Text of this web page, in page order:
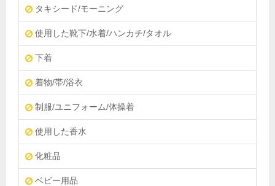
タキシード/モーニング
使用した靴下/水着/ハンカチ/タオル
下着
着物/帯/浴衣
制服/ユニフォーム/体操着
使用した香水
化粧品
ベビー用品